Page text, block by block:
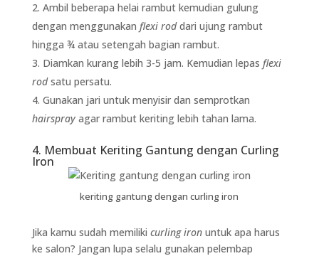
Ambil beberapa helai rambut kemudian gulung
dengan menggunakan flexi roddari ujung rambut
hingga ¾ atau setengah bagian rambut.
Diamkan kurang lebih 3-5 jam. Kemudian lepas flexi
rodsatu persatu.
Gunakan jari untuk menyisir dan semprotkan
hairsprayagar rambut keriting lebih tahan lama.
4. Membuat Keriting Gantung dengan Curling
Iron
keriting gantung dengan curling iron
Jika kamu sudah memiliki curling ironuntuk apa harus
ke salon? Jangan lupa selalu gunakan pelembap